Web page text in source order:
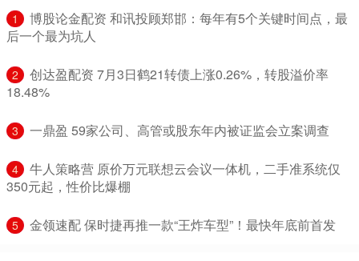
1
​博股论金配资 和讯投顾郑邯：每年有5个关键时间点，最
后一个最为坑人
2
​创达盈配资 7月3日鹤21转债上涨0.26%，转股溢价率
18.48%
3 ​一鼎盈 59家公司、高管或股东年内被证监会立案调查
4
​牛人策略营 原价万元联想云会议一体机，二手准系统仅
350元起，性价比爆棚
5 ​金领速配 保时捷再推一款“王炸车型”！最快年底前首发